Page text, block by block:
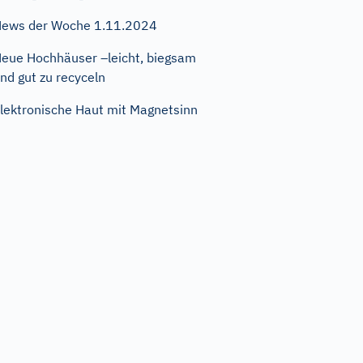
der Woche 1.11.2024
Hochhäuser –leicht, biegsam
gut zu recyceln
Haut mit Magnetsinn